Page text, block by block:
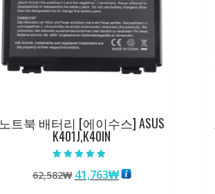
노트북 배터리 [에이수스] ASUS
K401J,K40IN
5.00
로 평가됨
62,582₩ 원
41,763₩현